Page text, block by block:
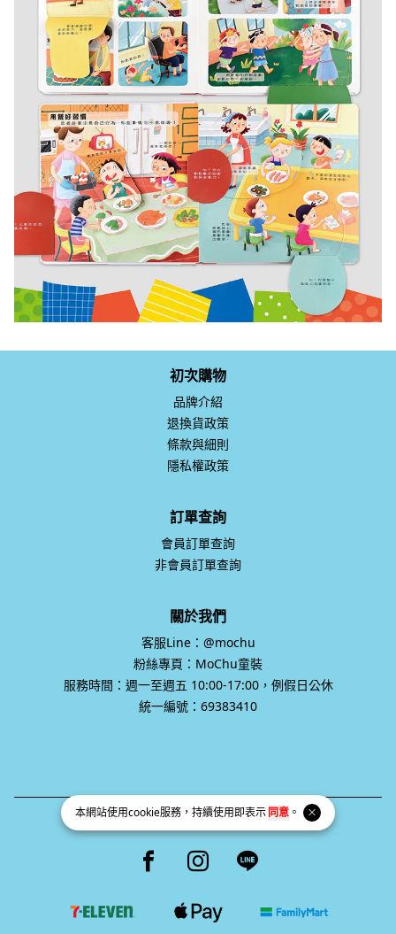
本網站使用cookie服務，持續使用即表示同意 。
初次購物
品牌介紹
退換貨政策
條款與細則
隱私權政策
訂單查詢
會員訂單查詢
非會員訂單查詢
關於我們
客服Line：@mochu
粉絲專頁：MoChu童裝
服務時間：週一至週五 10:00-17:00，例假日公休
統一編號：69383410
Facebook page
Instagram page
Line page